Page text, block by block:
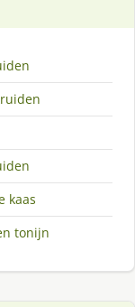
kaas
tonijn